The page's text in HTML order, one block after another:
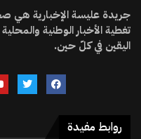
جريدة عليسة الإخبارية هي
تغطية الأخبار الوطنية
اليقين في كلّ حين.
روابط مفيدة